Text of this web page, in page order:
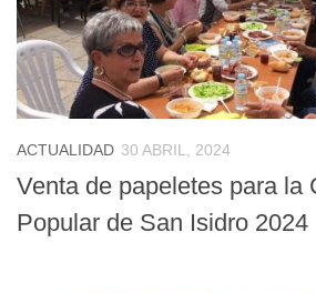
ACTUALIDAD 30 ABRIL, 2024
Venta de papeletes para la
Popular de San Isidro 2024